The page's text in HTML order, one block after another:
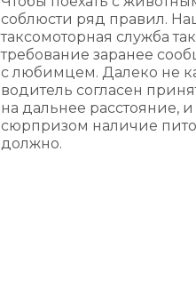
соблюсти ряд правил.
таксомоторная служба
требование заранее
с любимцем. Далеко не
водитель согласен
на дальнее расстояние,
сюрпризом наличие
должно.